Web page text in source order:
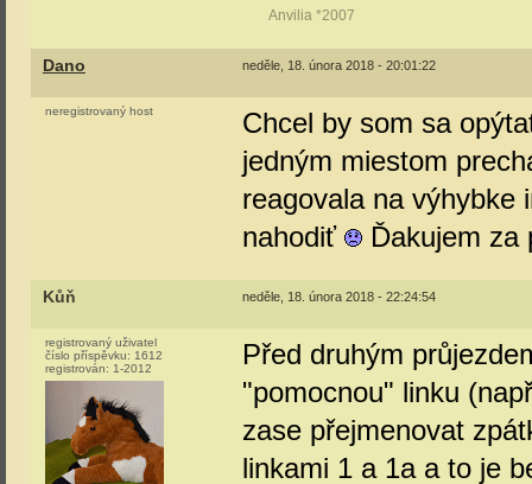
Anvilia *2007
Dano neděle, 18. února 2018 - 20:01:22
neregistrovaný host
Chcel by som sa
jedným miestom
reagovala na výhybke
nahodiť
Ďakujem za
Kůň neděle, 18. února 2018 - 22:24:54
registrovaný uživatel
číslo příspěvku: 1612
registrován: 1-2012
Před druhým
"pomocnou" linku
zase přejmenovat
linkami 1 a 1a a to je